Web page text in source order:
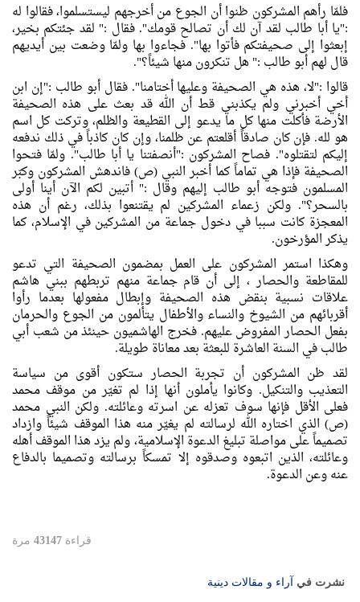
فلمّا رأهم المشركون ظنوا أن الجوع من أخرجهم ليستسلموا، فقالوا له
:"يا أبا طالب لقد آن لك أن تصالح قومك". فقال :" لقد جئتكم بخير،
إبعثوا إلى صحيفتكم فأتوا بها". فجاءوا بها ولمّا وضعت بين أيديهم
قال لهم أبو طالب :" هل تنكرون منها شيئاً؟".
قالوا :"لا، هذه هي الصحيفة وعليها أختامنا". فقال أبو طالب :"إن ابن
أخي أخبرني ولم يكذبني قط أن الله قد بعث على هذه الصحيفة
الأرضة فأكلت منها كل ما يدعو إلى القطيعة والظلم، وتركت كل اسم
هو لله. فإن كان صادقاً أقلعتم عن ظلمنا، وإن كان كاذباً في ذلك ندفعه
إليكم لتقتلوه". فصاح المشركون :"أنصفتنا يا أبا طالب". ولمّا فتحوا
الصحيفة فإذا هي تماماً كما أخبر النبي (ص) فاندهش المشركون وكبّر
المسلمون فتوجه أبو طالب إليهم وقال :" أتبين لكم الآن أينا أولى
بالسحر؟". ولكن زعماء المشركين لم يقتنعوا بذلك، رغم أن هذه
المعجزة كانت سببا في دخول جماعة من المشركين في الإسلام، كما
يذكر المؤرخون.
وهكذا استمر المشركون على العمل بمضمون الصحيفة التي تدعو
للمقاطعة والحصار ، إلى أن قام جماعة منهم تربطهم ببني هاشم
علاقات نسبية بنقض هذه الصحيفة وإبطال مفعولها بعدما رأوا
أقربائهم من الشيوخ والنساء والأطفال يتألمون من الجوع والحرمان
بفعل الحصار المفروض عليهم. فخرج الهاشميون حينئذ من شعب أبي
طالب في السنة العاشرة للبعثة بعد معاناة طويلة.
لقد ظن المشركون أن تجربة الحصار ستكون أقوى من سياسة
التعذيب والتنكيل. وكانوا يأملون أنها إذا لم تغيّر من موقف محمد
فعلى الأقل فإنها سوف تعزله عن اسرته وعائلته. ولكن النبي محمد
(ص) الذي اختاره الله لرسالته لم يغيّر منه هذا الموقف شيئاً وازداد
تصميماً على مواصلة تبليغ الدعوة الإسلامية، ولم يزد هذا الموقف أهله
وعائلته، الذين اتبعوه وصدقوه إلا تمسكاً برسالته وتصميما بالدفاع
عنه وعن الدعوة.
قراءة 43147 مرة
نشرت في آراء و مقالات دينية